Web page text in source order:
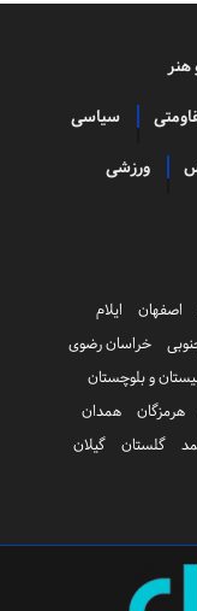
سیاسی
ورزشی
اصفهان
ایلام
خراسان رضوی
و بلوچستان
هرمزگان
همدان
گلستان
گیلان